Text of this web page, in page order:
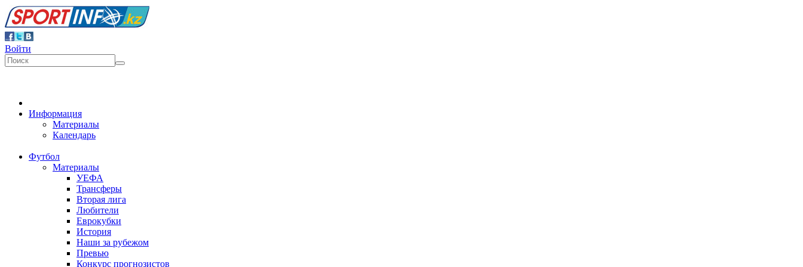
Войти
Информация
Материалы
Календарь
Футбол
Материалы
УЕФА
Трансферы
Вторая лига
Любители
Еврокубки
История
Наши за рубежом
Превью
Конкурс прогнозистов